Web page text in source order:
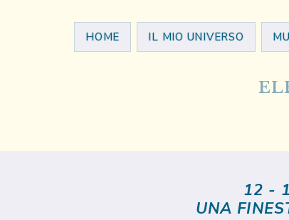
HOME IL MIO UNIVERSO
12 -
UNA